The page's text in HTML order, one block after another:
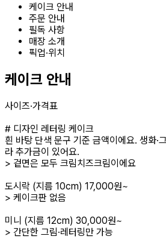
케이크 안내
주문 안내
필독 사항
매장 소개
픽업·위치
케이크 안내
사이즈·가격표
# 디자인 레터링 케이크
흰 바탕 단색 문구 기준 금액이에요. 생화·
라 추가금이 있어요.
> 겉면은 모두 크림치즈크림이에요
도시락 (지름 10cm) 17,000원~
> 케이크판 없음
미니 (지름 12cm) 30,000원~
> 간단한 그림·레터링만 가능